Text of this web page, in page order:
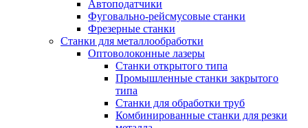
Автоподатчики
Фуговально-рейсмусовые станки
Фрезерные станки
Станки для металлообработки
Оптоволоконные лазеры
Станки открытого типа
Промышленные станки закрытого
типа
Станки для обработки труб
Комбинированные станки для резки